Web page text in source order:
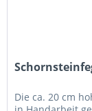
Die ca. 20 cm